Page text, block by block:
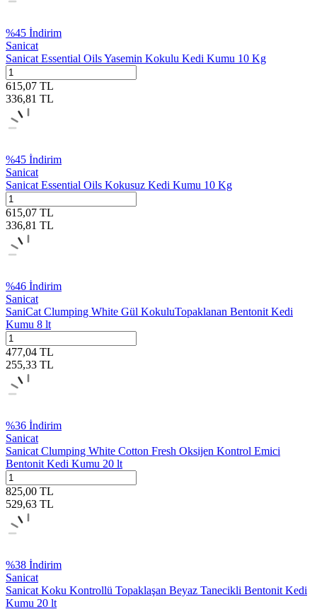
%45 İndirim
Sanicat
Sanicat Essential Oils Yasemin Kokulu Kedi Kumu 10 Kg
615,07 TL
336,81 TL
%45 İndirim
Sanicat
Sanicat Essential Oils Kokusuz Kedi Kumu 10 Kg
615,07 TL
336,81 TL
%46 İndirim
Sanicat
SaniCat Clumping White Gül KokuluTopaklanan Bentonit Kedi
Kumu 8 lt
477,04 TL
255,33 TL
%36 İndirim
Sanicat
Sanicat Clumping White Cotton Fresh Oksijen Kontrol Emici
Bentonit Kedi Kumu 20 lt
825,00 TL
529,63 TL
%38 İndirim
Sanicat
Sanicat Koku Kontrollü Topaklaşan Beyaz Tanecikli Bentonit Kedi
Kumu 20 lt